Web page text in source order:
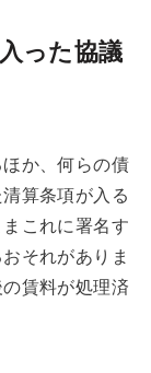
った協議
か、何らの債
算条項が入る
これに署名す
それがありま
賃料が処理済